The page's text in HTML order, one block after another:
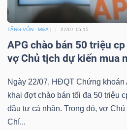
TĂNG VỐN - M&A 27/07 15:15
APG chào bán 50 triệu
vợ Chủ tịch dự kiến mua
Ngày 22/07, HĐQT Chứng khoán
khai đợt chào bán tối đa 50 triệu
đầu tư cá nhân. Trong đó, vợ
Chí...
Báo
cáo
phân
(-)
Thuật